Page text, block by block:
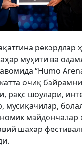
рекордлар
муҳити ва
“Humo
очиқ байрамни
рақс шоулари,
мусиқачилар,
майдончалар
шаҳар